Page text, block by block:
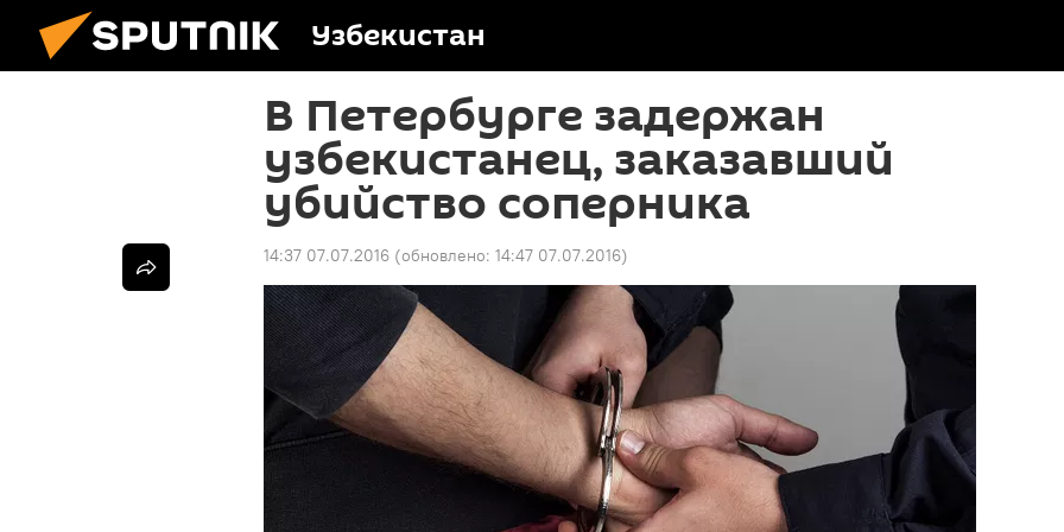
Узбекистан
В Петербурге задержан
узбекистанец, заказавший
убийство соперника
14:37 07.07.2016 (обновлено: 14:47 07.07.2016)